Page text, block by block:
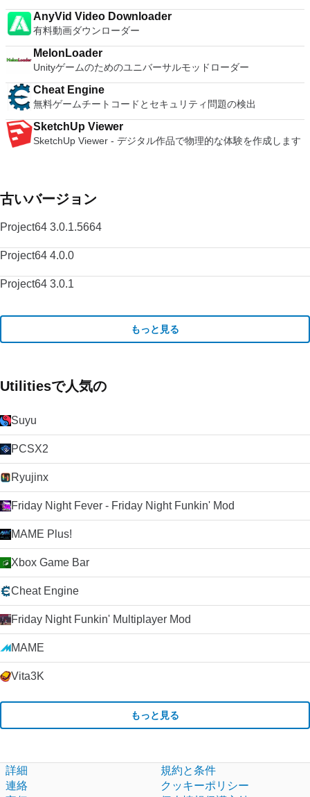
AnyVid Video Downloader
有料動画ダウンローダー
MelonLoader
Unityゲームのためのユニバーサルモッドローダー
Cheat Engine
無料ゲームチートコードとセキュリティ問題の検出
SketchUp Viewer
SketchUp Viewer - デジタル作品で物理的な体験を作成します
古いバージョン
Project64 3.0.1.5664
Project64 4.0.0
Project64 3.0.1
もっと見る
Utilitiesで人気の
Suyu
PCSX2
Ryujinx
Friday Night Fever - Friday Night Funkin' Mod
MAME Plus!
Xbox Game Bar
Cheat Engine
Friday Night Funkin' Multiplayer Mod
MAME
Vita3K
もっと見る
詳細
連絡
規約と条件
クッキーポリシー